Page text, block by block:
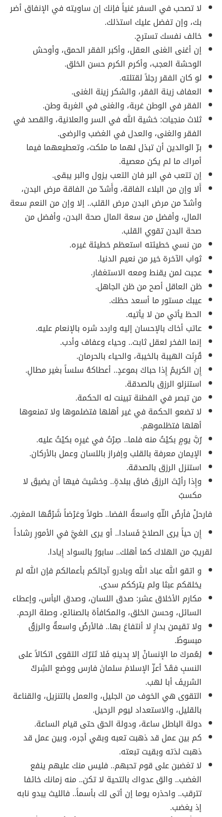
لا تصحب في السفر غنياً فإنك إن ساويته في الإنفاق أضر
بك، وإن تفضل عليك استذلك.
خالف نفسك تسترح.
إن أغنى الغنى العقل، وأكبر الفقر الحمق، وأوحش
الوحشة العجب، وأكرم الكرم حسن الخلق.
لو كان الفقر رجلاً لقتلته.
العفاف زينة الفقر، والشكر زينة الغنى.
الفقر في الوطن غربة، والغنى في الغربة وطن.
ثلاث منجيات: خشية الله في السر والعلانية، والقصد في
الفقر والغنى، والعدل في الغضب والرضى.
برّ الوالدين أن تبذل لهما ما ملكت، وتعطيعهما فيما
أمراك ما لم يكن معصية.
إن تتعب في البر فان التعب يزول والبر يبقى.
أَلا وإن من البلاء الفاقة، وأَشدّ من الفاقة مرض البدن،
وأشدّ من مرض البدن مرض القلب.. إلا وإن من النعم سعة
المال، وأفضل من سعة المال صحة البدن، وأفضل من
صحة البدن تقوي القلب.
من نسي خطيئته استعظم خطيئة غيره.
ثواب الآخرة خير من نعيم الدنيا.
عجبت لمن يقنط ومعه الاستغفار.
ظن العاقل أصح من ظن الجاهل.
عيبك مستور ما أسعد حظك.
الحظ يأتي من لا يأتيه.
عاتب أخاك بالإحسان إليه واردد شره بالإنعام عليه.
إنما الفخر لعقل ثابت.. وحياء وعفاف وأدب.
قُرِنَت الهيبة بالخيبة، والحياء بالحرمان.
إِن الكريمُ إِذا حباكَ بموعدٍ.. أعطاكهُ سلساً بغير مطالِ.
استنزلو الرزق بالصدقة.
من تبصر في الفطنة تبينت له الحكمة.
لا تضعو الحكمة في غير أهلها فتضلموها ولا تمنعوها
أهلها فتظلموهم.
رُبَّ يومٍ بكيْتُ منه فلما.. صِرْتُ في غيرِه بكيْتُ عليه.
الإيمان معرفة بالقلب وإفراز باللسان وعمل بالأركان.
استنزل الرزق بالصدقة.
وإِذا رأيْتَ الرزقَ ضاقَ ببلدةٍ.. وخشيتَ فيها أن يضيقَ لا
مكسبُ
فارحلْ فأرضُ اللّهِ واسعةُ الفضا.. طولاً وعَرْضاً شَرْقُها المغربُ.
إِن حياً يرى الصلاحَ فَسادا.. أو يرى الغيَّ في الأمورِ رشاداً
لقريبٌ من الهلاك كما أهلك.. سابورُ بالسواد إِيادا.
و اتقو الله عباد الله وبادرو آجالكم بأعمالكم فإن الله لم
يخلقكم عبثا ولم يترككم سدى.
مكارم الأخلاق عشر: صدق اللسان، وصدق البأس، وإعطاء
السائل، وحسن الخلق، والمكافأة بالصنائع، وصلة الرحم.
ولا تقيمن بدارٍ لا أنتفاعَ بها.. فالأرضُ واسعةٌ والرزقُ
مبسوطُ.
لِعُمركَ ما الإنسانْ إلا بِدينهِ فَلا تَترُك التقوى اتكالاً على
النسبِ فقَدْ أعزّ الإسلامَ سلمانَ فارس ووضع الشِركُ
الشريفَ أبا لهب.
التقوى هي الخوف من الجليل، والعمل بالتنزيل، والقناعة
بالقليل، والاستعداد ليوم الرحيل.
دولة الباطل ساعة، ودولة الحق حتى قيام الساعة.
كم بين عمل قد ذهبت تعبه وبقي أجره، وبين عمل قد
ذهبت لذته وبقيت تبعته.
لا تغضبن على قوم تحبهم.. فليس منك عليهم ينفع
الغضب.. والق عدواك بالتحية لا تكن.. منه زمانك خائفا
تترقب.. واحذره يوما إن أتى لك بأسماً.. فالليث يبدو نابه
إذ يغضب.